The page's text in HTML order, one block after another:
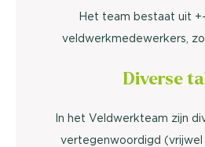
Het team bestaat uit
veldwerkmedewerkers,
Diverse
In het Veldwerkteam zijn
vertegenwoordigd